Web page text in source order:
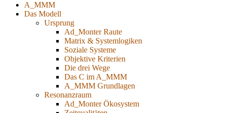
A_MMM
Das Modell
Ursprung
Ad_Monter Raute
Matrix & Systemlogiken
Soziale Systeme
Objektive Kriterien
Die drei Wege
Das C im A_MMM
A_MMM Grundlagen
Resonanzraum
Ad_Monter Ökosystem